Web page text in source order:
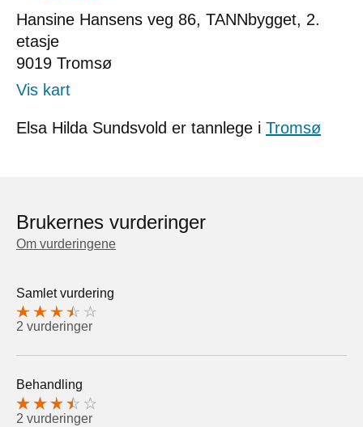
Hansine Hansens veg 86, TANNbygget, 2.
etasje
9019 Tromsø
Vis kart
Elsa Hilda Sundsvold er tannlege i Tromsø
Brukernes vurderinger
Om vurderingene
Samlet vurdering
2 vurderinger
Behandling
2 vurderinger